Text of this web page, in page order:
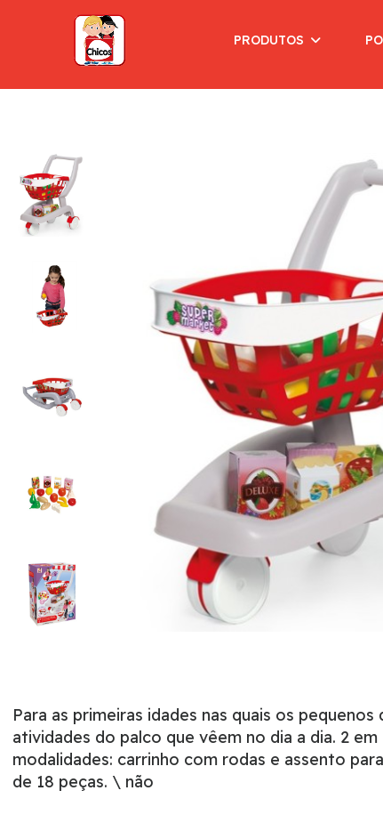
PRODUTOS
Para as primeiras idades nas quais os
atividades do palco que vêem no dia a dia. 2
modalidades: carrinho com rodas e assento
de 18 peças. \ não